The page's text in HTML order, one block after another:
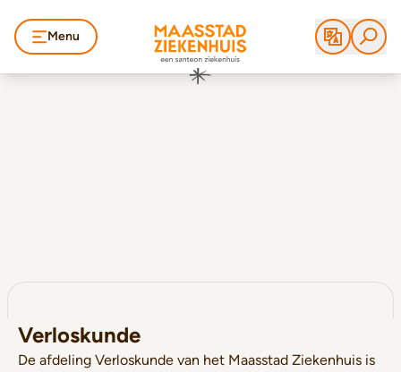
Menu
Verloskunde
De afdeling Verloskunde van het Maasstad Ziekenhuis is